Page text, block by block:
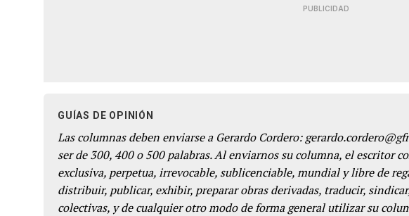
PUBLICIDAD
GUÍAS DE OPINIÓN
Las columnas deben enviarse a Gerardo Cordero:
ser de 300, 400 o 500 palabras. Al enviarnos su columna, el escritor
exclusiva, perpetua, irrevocable, sublicenciable, mundial y libre de
distribuir, publicar, exhibir, preparar obras derivadas, traducir,
colectivas, y de cualquier otro modo de forma general utilizar su